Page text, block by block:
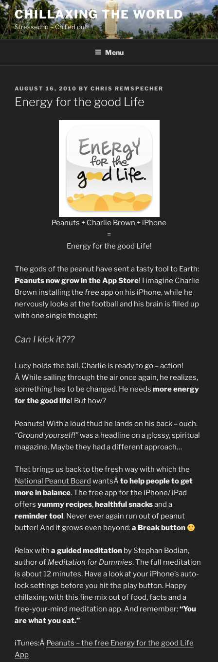
Skip
to
content
CHILLAXING THE WORLD
Stressed in – Chilled out
Menu
POSTED
ON
AUGUST 16, 2010 BY CHRIS REMSPECHER
Energy for the good Life
Peanuts + Charlie Brown + iPhone
=
Energy for the good Life!
The gods of the peanut have sent a tasty tool to Earth:
Peanuts now grow in the App Store! I imagine Charlie
Brown installing the freeapp on his iPhone, while he
nervously looks at the football and his brain is filled up
with one single thought:
Can I kick it???
Lucy holds the ball, Charlie is ready to go – action!
Â While sailing through the air once again, he realizes,
something has to be changed. He needs more energy
for the good life! But how?
Peanuts! With a loud thud he lands on his back – ouch.
“Ground yourself!”was a headline on a glossy, spiritual
magazine. Maybe they had a different approach…
That brings us back to the fresh way with which the
National Peanut Board wantsÂto help people to get
more in balance. The free app for the iPhone/ iPad
offers yummy recipes,healthful snacksand a
reminder tool. Never ever again run out of peanut
butter! And it grows even beyond:a Break button
Relax with a guided meditation by Stephan Bodian,
author of Meditation for Dummies. The full meditation
is about 12 minutes. Have a look at your iPhone’s auto-
lock settings before you hit the play button. Happy
chillaxing with this fine mix out of food, facts and a
free-your-mind meditation app. And remember:“You
are what you eat.”
iTunes:Â Peanuts – the free Energy for the good Life
App